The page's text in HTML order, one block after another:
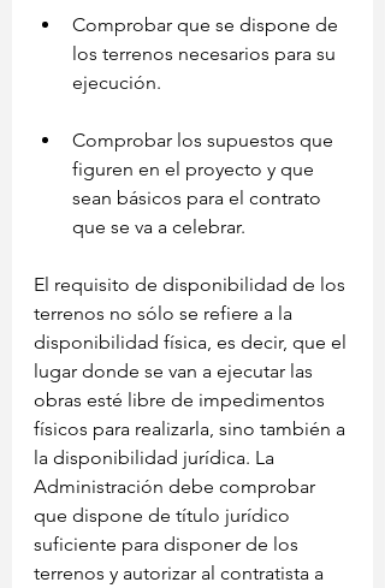
Comprobar que se dispone de
los terrenos necesarios para su
ejecución.
Comprobar los supuestos que
figuren en el proyecto y que
sean básicos para el contrato
que se va a celebrar.
El requisito de disponibilidad de los
terrenos no sólo se refiere a la
disponibilidad física, es decir, que el
lugar donde se van a ejecutar las
obras esté libre de impedimentos
físicos para realizarla, sino también a
la disponibilidad jurídica. La
Administración debe comprobar
que dispone de título jurídico
suficiente para disponer de los
terrenos y autorizar al contratista a